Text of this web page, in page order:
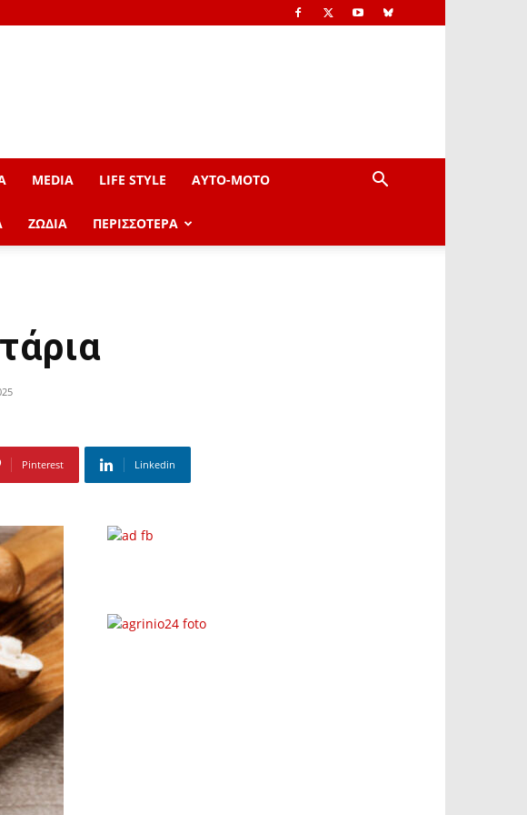
MEDIA LIFE STYLE AYTO-ΜOTO
ΖΩΔΙΑ ΠΕΡΙΣΣΟΤΕΡΑ
Pinterest Linkedin